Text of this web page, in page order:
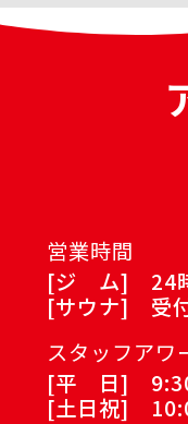
営業時間
[ジ ム] 24
[サウナ] 受
スタッフアワ
[平 日]
[土日祝]